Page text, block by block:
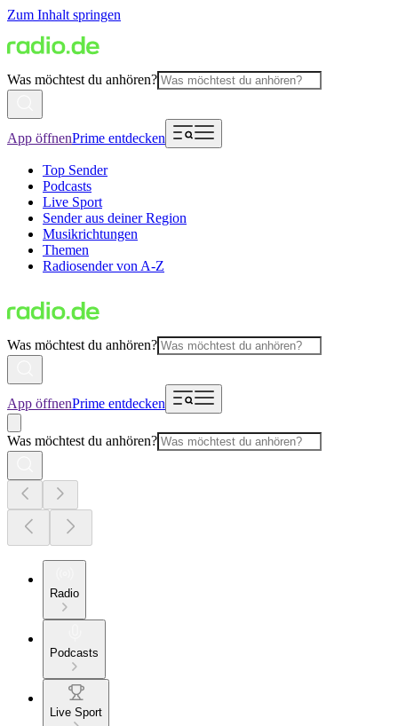
Zum Inhalt springen
Was möchtest du anhören?
App öffnenPrime entdecken
Top Sender
Podcasts
Live Sport
Sender aus deiner Region
Musikrichtungen
Themen
Radiosender von A-Z
Was möchtest du anhören?
App öffnenPrime entdecken
Was möchtest du anhören?
Radio
Podcasts
Live Sport